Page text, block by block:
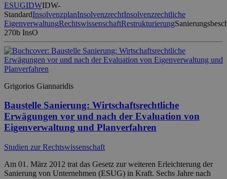
ESUGIDWIDW-
StandardInsolvenzplanInsolvenzrechtInsolvenzrechtliche
EigenverwaltungRechtswissenschaftRestrukturierung
270b InsO
Grigorios Giannaridis
Baustelle Sanierung: Wirtschaftsrechtliche
Erwägungen vor und nach der Evaluation von
Eigenverwaltung und Planverfahren
Studien zur Rechtswissenschaft
Am 01. März 2012 trat das Gesetz zur weiteren Erleichterung der
Sanierung von Unternehmen (ESUG) in Kraft. Sechs Jahre nach